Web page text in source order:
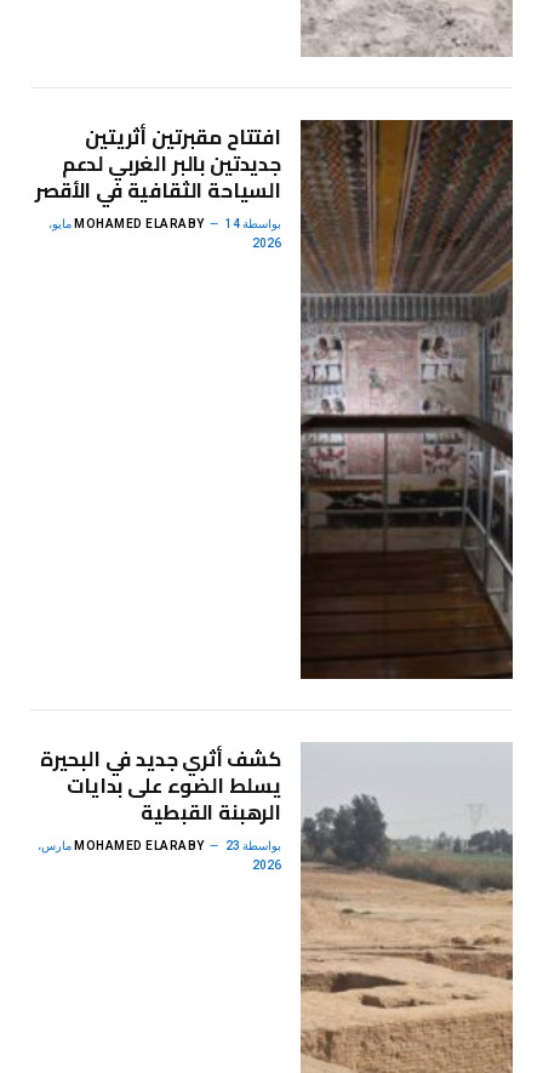
افتتاح مقبرتين أثريتين
جديدتين بالبر الغربي لدعم
السياحة الثقافية في الأقصر
بواسطة MOHAMED ELARABY 14 مايو،
2026
كشف أثري جديد في البحيرة
يسلط الضوء على بدايات
الرهبنة القبطية
بواسطة MOHAMED ELARABY 23 مارس،
2026